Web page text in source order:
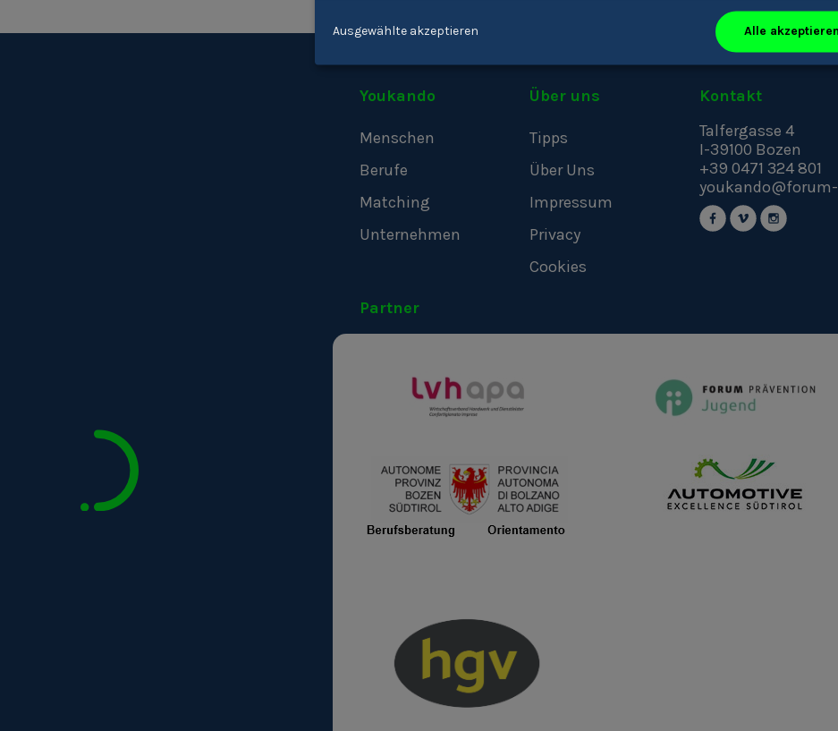
Youkando
Menschen
Berufe
Matching
Unternehmen
Über uns
Tipps
Über Uns
Impressum
Privacy
Cookies
Kontakt
Talfergasse 4
I-39100 Bozen
+39 0471 324 801
Partner
Ausgewählte akzeptieren Alle akzeptieren